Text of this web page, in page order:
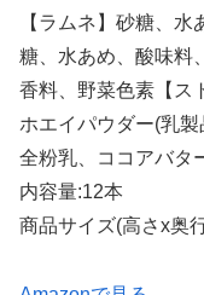
【ラムネ】砂糖、
糖、水あめ、酸味料、
香料、野菜色素【ス
ホエイパウダー(乳製
全粉乳、ココアバタ
内容量:12本
商品サイズ(高さx奥